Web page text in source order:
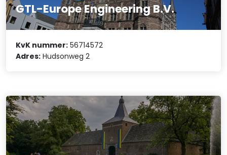
GTL-Europe Engineering B.V.
KvK nummer: 56714572
Adres: Hudsonweg 2